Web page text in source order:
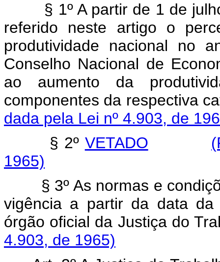
§ 1º A partir de 1 de
referido neste artigo o
produtividade nacional no
Conselho Nacional de
ao aumento da
componentes da
dada pela Lei nº 4.903, de
§ 2º VETADO
1965)
§ 3º As normas e
vigência a partir da data da
órgão oficial da
4.903, de 1965)